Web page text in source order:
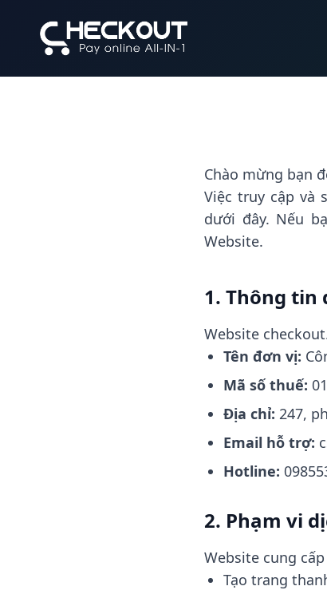
Chào mừng bạn
Việc truy cập và
dưới đây. Nếu
Website.
1. Thông tin
Website
Tên đơn vị:
Mã số thuế:
Địa chỉ: 247,
Email hỗ trợ:
Hotline:
2. Phạm vi
Website cung
Tạo trang